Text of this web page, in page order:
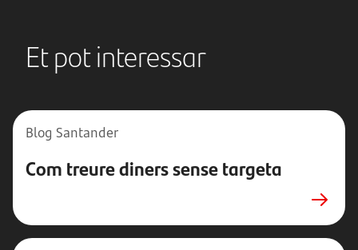
Et pot interessar
Blog Santander
Com treure diners sense targeta